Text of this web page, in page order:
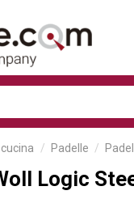
Padelle
Logic